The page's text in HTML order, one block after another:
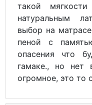
такой
натуральным
выбор на
пеной с
опасения что
гамаке., но нет
огромное, это то